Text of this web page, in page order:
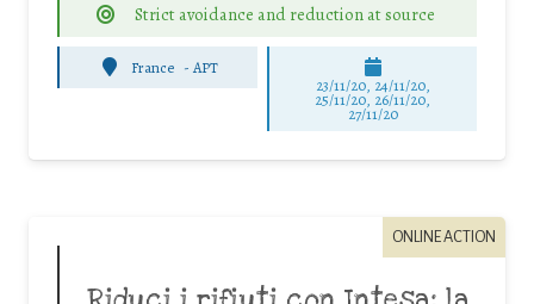
Strict avoidance and reduction at source
France - APT
23/11/20, 24/11/20,
25/11/20, 26/11/20,
27/11/20
ONLINE ACTION